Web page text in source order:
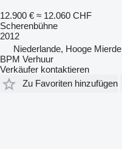
12.900 € ≈ 12.060 CHF
Scherenbühne
2012
Niederlande, Hooge Mierde
BPM Verhuur
Verkäufer kontaktieren
Zu Favoriten hinzufügen